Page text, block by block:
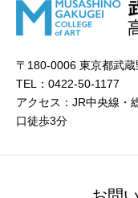
〒180-0006 東京都武
TEL：0422-50-1177
アクセス：JR中央線・
口徒歩3分